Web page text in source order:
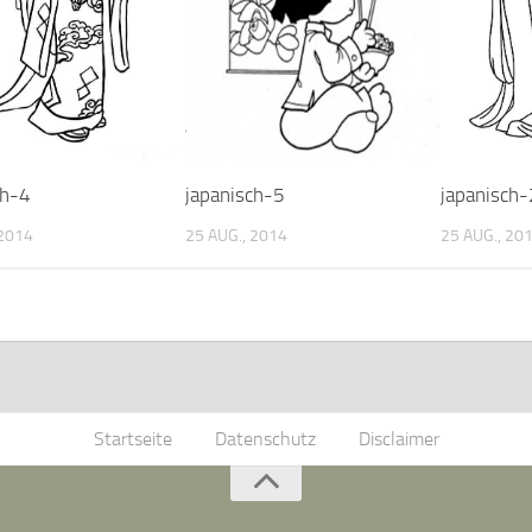
4 japanisch-5
25 AUG., 2014 25 AUG.,
Startseite Datenschutz Disclaimer